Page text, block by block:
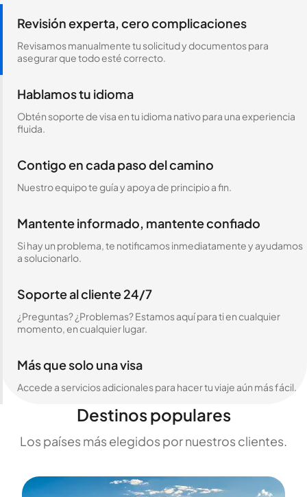
Revisión experta, cero complicaciones
Revisamos manualmente tu solicitud y documentos para
asegurar que todo esté correcto.
Hablamos tu idioma
Obtén soporte de visa en tu idioma nativo para una experiencia
fluida.
Contigo en cada paso del camino
Nuestro equipo te guía y apoya de principio a fin.
Mantente informado, mantente confiado
Si hay un problema, te notificamos inmediatamente y ayudamos
a solucionarlo.
Soporte al cliente 24/7
¿Preguntas? ¿Problemas? Estamos aquí para ti en cualquier
momento, en cualquier lugar.
Más que solo una visa
Accede a servicios adicionales para hacer tu viaje aún más fácil.
Destinos populares
Los países más elegidos por nuestros clientes.